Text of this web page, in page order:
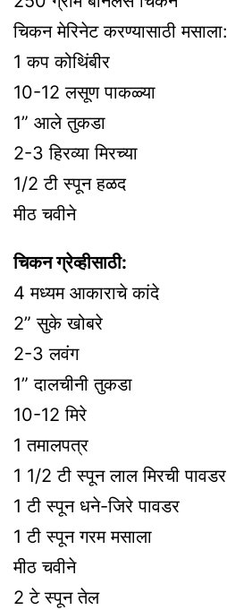
चिकन मेरिनेट करण्यासाठी मसाला:
1 कप कोथिंबीर
10-12 लसूण पाकळ्या
1” आले तुकडा
2-3 हिरव्या मिरच्या
1/2 टी स्पून हळद
मीठ चवीने
चिकन ग्रेव्हीसाठी:
4 मध्यम आकाराचे कांदे
2” सुके खोबरे
2-3 लवंग
1” दालचीनी तुकडा
10-12 मिरे
1 तमालपत्र
1 1/2 टी स्पून लाल मिरची पावडर
1 टी स्पून धने-जिरे पावडर
1 टी स्पून गरम मसाला
मीठ चवीने
2 टे स्पून तेल